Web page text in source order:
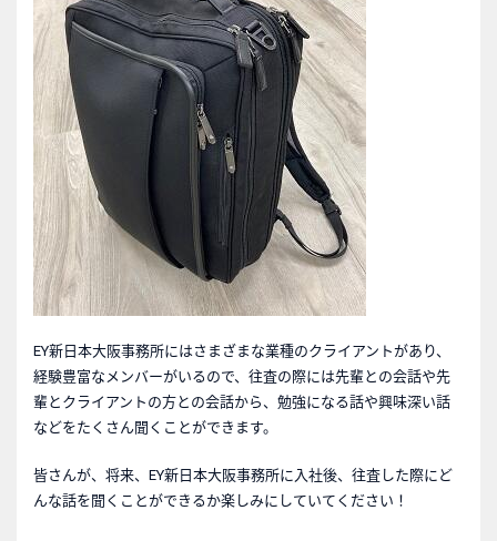
EY新日本大阪事務所にはさまざまな業種のクライアントがあり、
経験豊富なメンバーがいるので、往査の際には先輩との会話や先
輩とクライアントの方との会話から、勉強になる話や興味深い話
などをたくさん聞くことができます。
皆さんが、将来、EY新日本大阪事務所に入社後、往査した際にど
んな話を聞くことができるか楽しみにしていてください！